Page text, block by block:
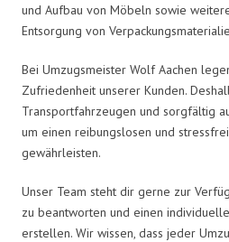
und Aufbau von Möbeln sowie
Entsorgung von
Bei Umzugsmeister Wolf Aachen
Zufriedenheit unserer Kunden.
Transportfahrzeugen und sorgfältig
um einen reibungslosen und
gewährleisten.
Unser Team steht dir gerne zur
zu beantworten und einen
erstellen. Wir wissen, dass jeder